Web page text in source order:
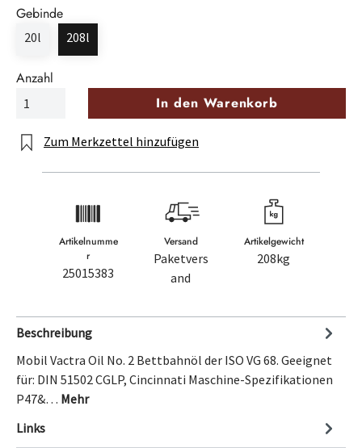
Gebinde
20l 208l
Anzahl
In den Warenkorb
Zum Merkzettel hinzufügen
Artikelnumme
r
25015383
Versand
Paketvers
and
Artikelgewicht
208kg
Beschreibung
Mobil Vactra Oil No. 2 Bettbahnöl der ISO VG 68. Geeignet
für: DIN 51502 CGLP, Cincinnati Maschine-Spezifikationen
P47&… Mehr
Links